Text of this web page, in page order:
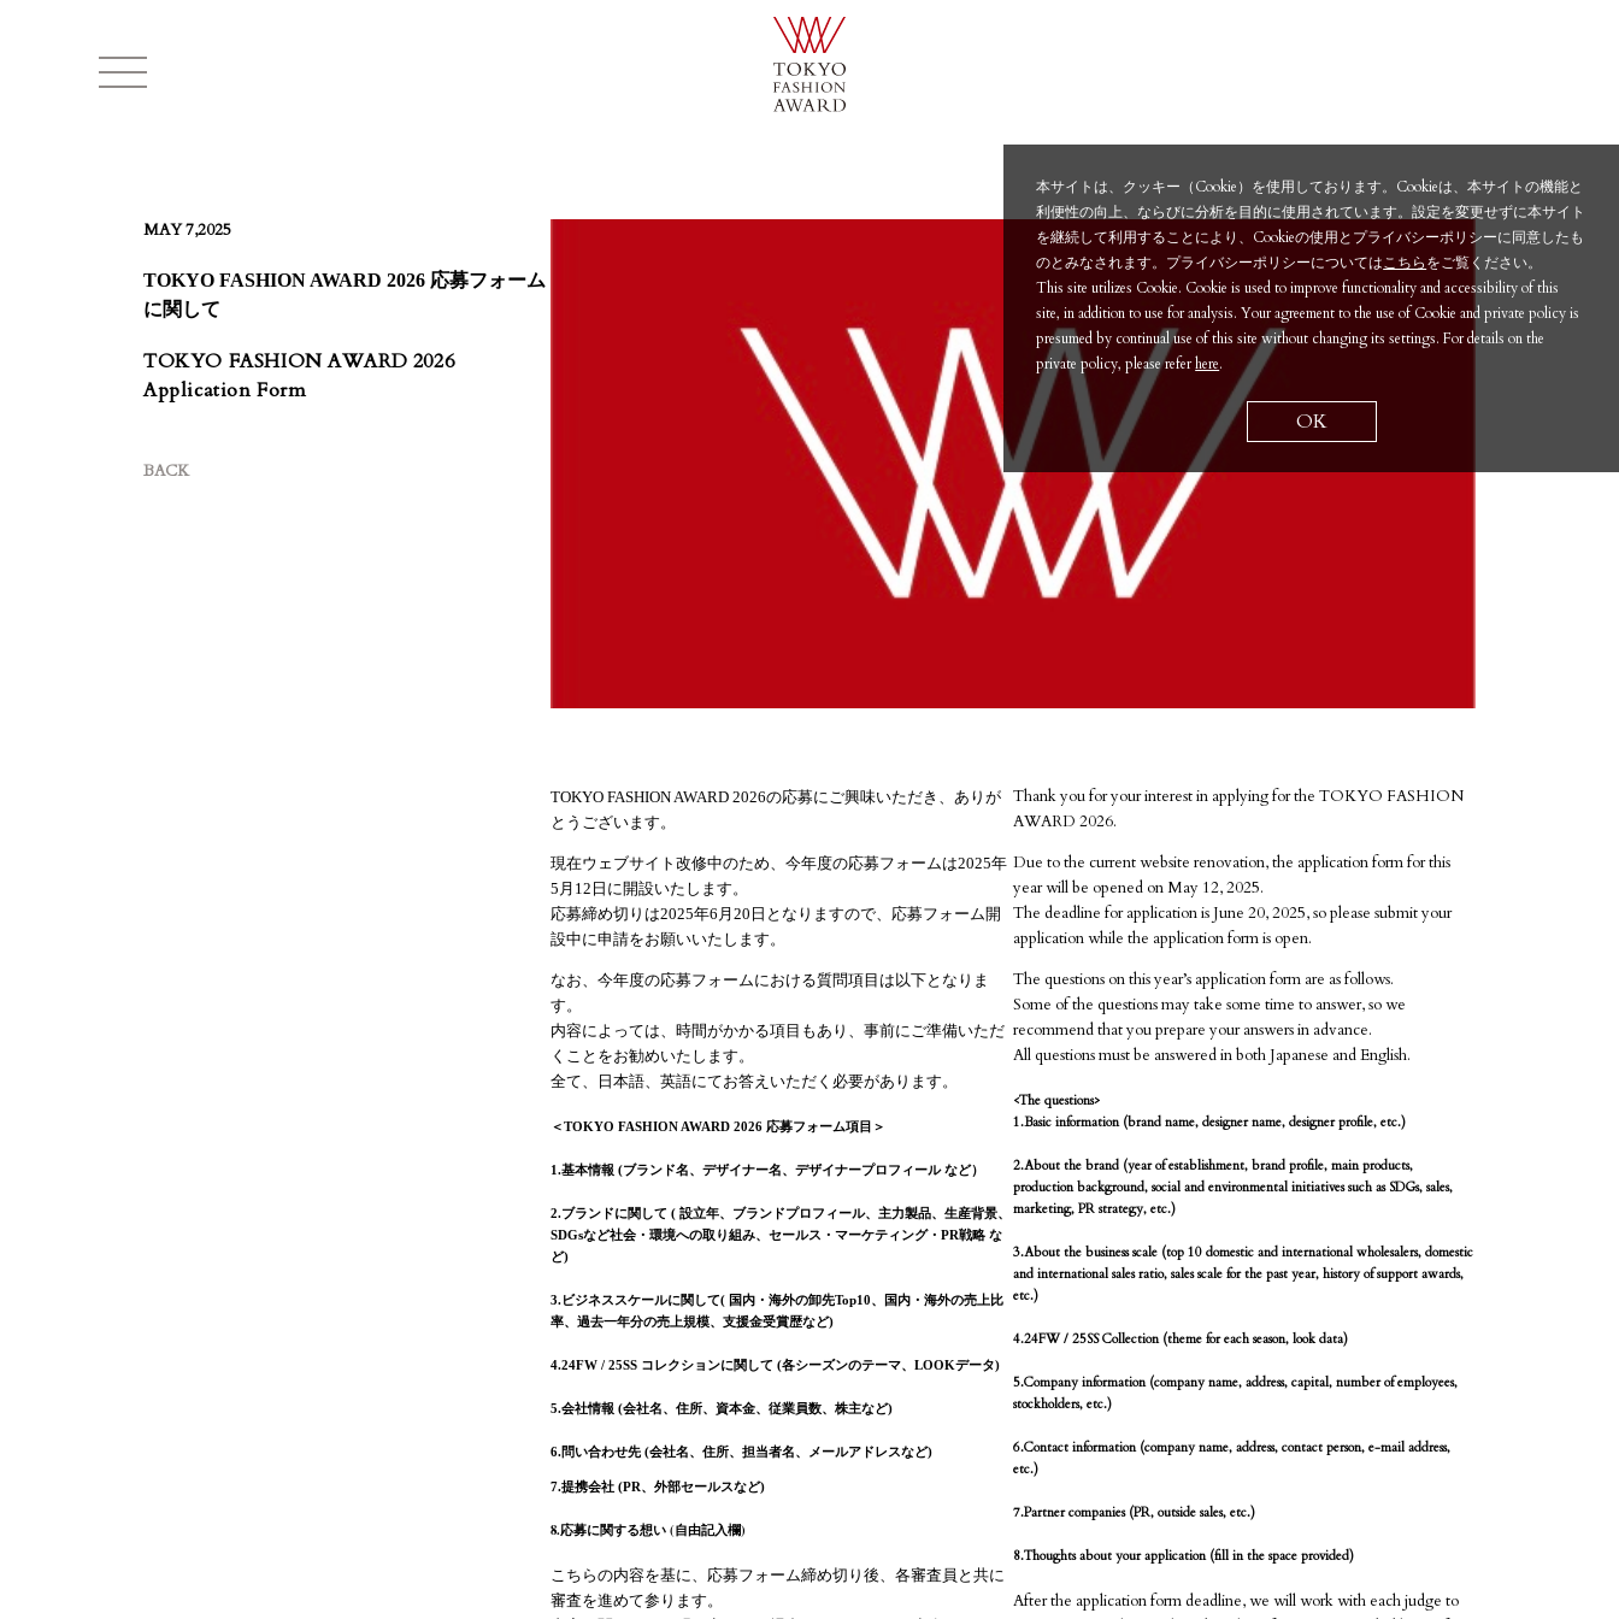
本サイトは、クッキー（Cookie）を使用しております。Cookieは、本サイトの機能と
利便性の向上、ならびに分析を目的に使用されています。設定を変更せずに本サイト
を継続して利用することにより、Cookieの使用とプライバシーポリシーに同意したも
のとみなされます。プライバシーポリシーについてはこちらをご覧ください。
This site utilizes Cookie. Cookie is used to improve functionality and accessibility of this
site, in addition to use for analysis. Your agreement to the use of Cookie and private policy is
presumed by continual use of this site without changing its settings. For details on the
private policy, please referhere.
OK
MAY 7,2025
TOKYO FASHION AWARD 2026 応募フォーム
に関して
TOKYO FASHION AWARD 2026
Application Form
BACK
TOKYO FASHION AWARD 2026の応募にご興味いただき、ありが
とうございます。
現在ウェブサイト改修中のため、今年度の応募フォームは2025年
5月12日に開設いたします。
応募締め切りは2025年6月20日となりますので、応募フォーム開
設中に申請をお願いいたします。
なお、今年度の応募フォームにおける質問項目は以下となりま
す。
内容によっては、時間がかかる項目もあり、事前にご準備いただ
くことをお勧めいたします。
全て、日本語、英語にてお答えいただく必要があります。
＜TOKYO FASHION AWARD 2026 応募フォーム項目＞
1.基本情報 (ブランド名、デザイナー名、デザイナープロフィール など）
2.ブランドに関して ( 設立年、ブランドプロフィール、主力製品、生産背景、
SDGsなど社会・環境への取り組み、セールス・マーケティング・PR戦略 な
ど)
3.ビジネススケールに関して( 国内・海外の卸先Top10、国内・海外の売上比
率、過去一年分の売上規模、支援金受賞歴など)
4.24FW / 25SS コレクションに関して (各シーズンのテーマ、LOOKデータ)
5.会社情報 (会社名、住所、資本金、従業員数、株主など)
6.問い合わせ先 (会社名、住所、担当者名、メールアドレスなど)
7.提携会社 (PR、外部セールスなど)
8.応募に関する想い (自由記入欄)
こちらの内容を基に、応募フォーム締め切り後、各審査員と共に
審査を進めて参ります。
Thank you for your interest in applying for the TOKYO FASHION
AWARD 2026.
Due to the current website renovation, the application form for this
year will be opened on May 12, 2025.
The deadline for application is June 20, 2025, so please submit your
application while the application form is open.
The questions on this year’s application form are as follows.
Some of the questions may take some time to answer, so we
recommend that you prepare your answers in advance.
All questions must be answered in both Japanese and English.
<The questions>
1.Basic information (brand name, designer name, designer profile, etc.)
2.About the brand (year of establishment, brand profile, main products,
production background, social and environmental initiatives such as SDGs, sales,
marketing, PR strategy, etc.)
3.About the business scale (top 10 domestic and international wholesalers, domestic
and international sales ratio, sales scale for the past year, history of support awards,
etc.)
4.24FW / 25SS Collection (theme for each season, look data)
5.Company information (company name, address, capital, number of employees,
stockholders, etc.)
6.Contact information (company name, address, contact person, e-mail address,
etc.)
7.Partner companies (PR, outside sales, etc.)
8.Thoughts about your application (fill in the space provided)
After the application form deadline, we will work with each judge to